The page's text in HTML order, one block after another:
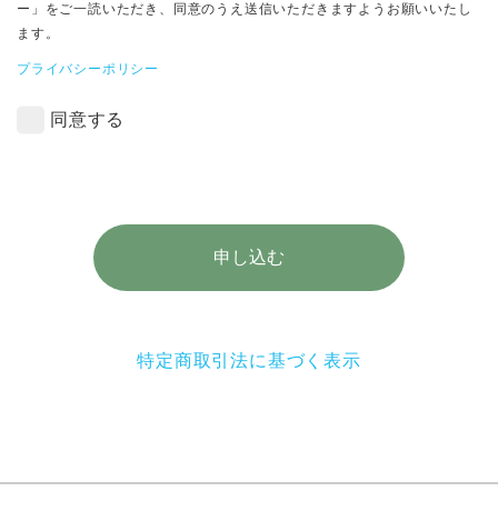
ー」をご一読いただき、同意のうえ送信いただきますようお願いいたし
ます。
プライバシーポリシー
同意する
申し込む
特定商取引法に基づく表示